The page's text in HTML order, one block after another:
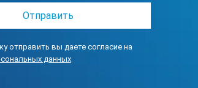
со встроенной электроникой (обозначены
использует от одного до четырех
отправить вы даете согласие на
данных